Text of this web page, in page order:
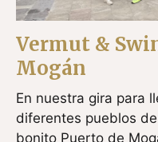
Vermut &
Mogán
En nuestra gira para
diferentes pueblos
bonito Puerto de